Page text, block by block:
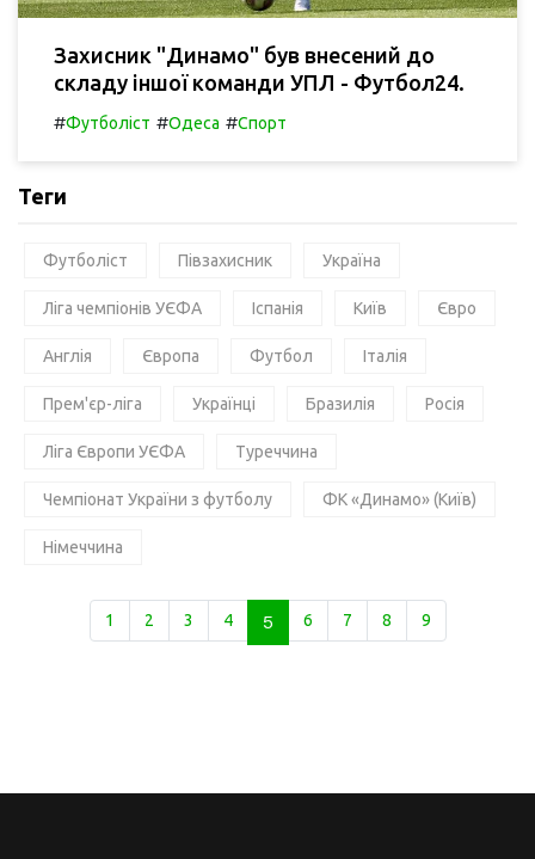
Захисник "Динамо" був внесений до
складу іншої команди УПЛ - Футбол24.
#Футболіст #Одеса #Спорт
Теги
Футболіст Півзахисник Україна
Ліга чемпіонів УЄФА Іспанія Київ Євро
Англія Європа Футбол Італія
Прем'єр-ліга Українці Бразилія Росія
Ліга Європи УЄФА Туреччина
Чемпіонат України з футболу ФК «Динамо» (Київ)
Німеччина
1 2 3 4 5 6 7 8 9